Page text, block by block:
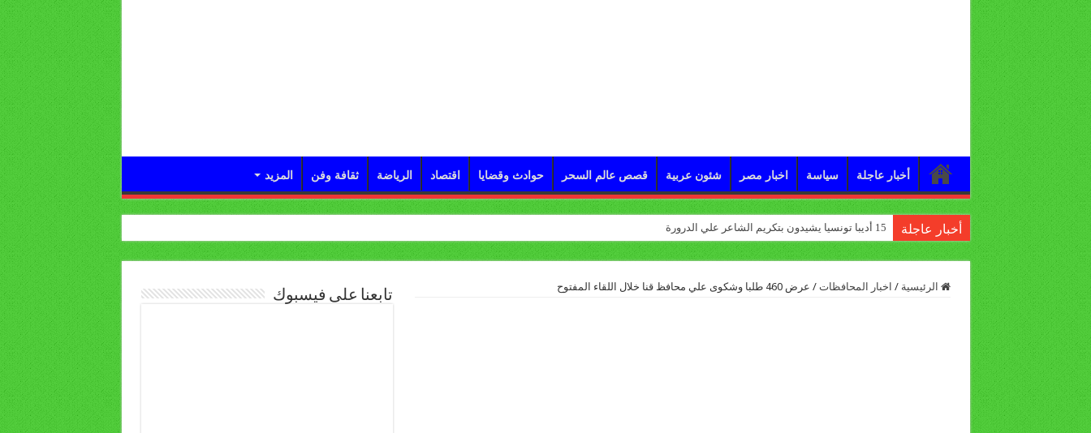
أخبار عاجلة سياسة اخبار مصر شئون عربية قصص عالم السحر حوادث وقضايا اقتصاد الرياضة ثقافة وفن المزيد
أخبار عاجلة 15 أديبا تونسيا يشيدون بتكريم الشاعر علي الدرورة
الرئيسية / اخبار المحافظات / عرض 460 طلبا وشكوى علي محافظ قنا خلال اللقاء المفتوح
تابعنا على فيسبوك